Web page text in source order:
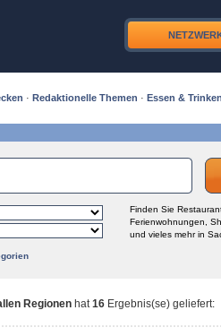
· Redaktionelle Themen · Essen &
Finden Sie
Ferienwohnungen,
und vieles mehr in
Regionen hat16 Ergebnis(se) geliefert: